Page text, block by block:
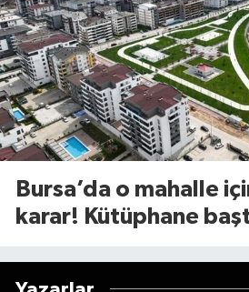
Bursa’da o mahalle
karar! Kütüphane